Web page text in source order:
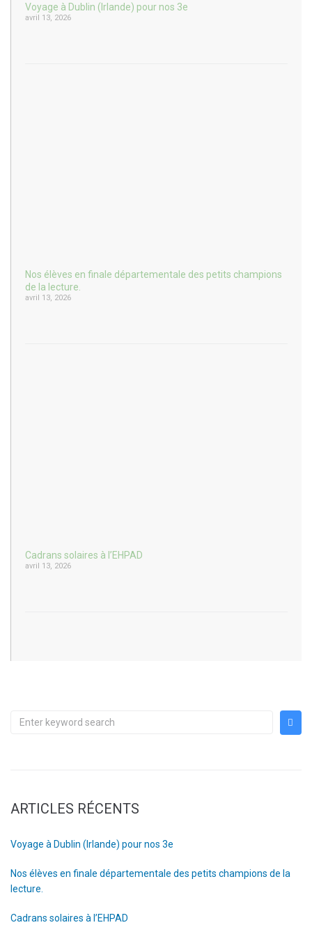
Voyage à Dublin (Irlande) pour nos 3e
avril 13, 2026
Nos élèves en finale départementale des petits champions
de la lecture.
avril 13, 2026
Cadrans solaires à l’EHPAD
avril 13, 2026
ARTICLES RÉCENTS
Voyage à Dublin (Irlande) pour nos 3e
Nos élèves en finale départementale des petits champions de la
lecture.
Cadrans solaires à l’EHPAD